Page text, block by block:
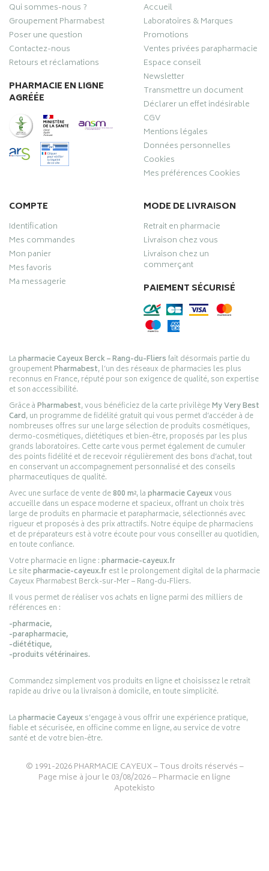
Qui sommes-nous ?
Groupement Pharmabest
Poser une question
Contactez-nous
Retours et réclamations
PHARMACIE EN LIGNE
AGRÉÉE
Accueil
Laboratoires & Marques
Promotions
Ventes privées parapharmacie
Espace conseil
Newsletter
Transmettre un document
Déclarer un effet indésirable
CGV
Mentions légales
Données personnelles
Cookies
Mes préférences Cookies
COMPTE
Identification
Mes commandes
Mon panier
Mes favoris
Ma messagerie
MODE DE LIVRAISON
Retrait en pharmacie
Livraison chez vous
Livraison chez un
commerçant
PAIEMENT SÉCURISÉ
Lapharmacie Cayeux Berck – Rang-du-Fliersfait désormais partie du
groupementPharmabest, l’un des réseaux de pharmacies les plus
reconnus en France, réputé pour son exigence de qualité, son expertise
et son accessibilité.
Grâce àPharmabest, vous bénéficiez de la carte privilègeMy Very Best
Card, un programme de fidélité gratuit qui vous permet d’accéder à de
nombreuses offres sur une large sélection de produits cosmétiques,
dermo-cosmétiques, diététiques et bien-être, proposés par les plus
grands laboratoires. Cette carte vous permet également de cumuler
des points fidélité et de recevoir régulièrement des bons d’achat, tout
en conservant un accompagnement personnalisé et des conseils
pharmaceutiques de qualité.
Avec une surface de vente de800 m², lapharmacie Cayeuxvous
accueille dans un espace moderne et spacieux, offrant un choix très
large de produits en pharmacie et parapharmacie, sélectionnés avec
rigueur et proposés à des prix attractifs. Notre équipe de pharmaciens
et de préparateurs est à votre écoute pour vous conseiller au quotidien,
en toute confiance.
Votre pharmacie en ligne :pharmacie-cayeux.fr
Le sitepharmacie-cayeux.frest le prolongement digital de la pharmacie
Cayeux Pharmabest Berck-sur-Mer – Rang-du-Fliers.
Il vous permet de réaliser vos achats en ligne parmi des milliers de
références en :
-pharmacie,
-parapharmacie,
-diététique,
-produits vétérinaires.
Commandez simplement vos produits en ligne et choisissez le retrait
rapide au drive ou la livraison à domicile, en toute simplicité.
Lapharmacie Cayeuxs’engage à vous offrir une expérience pratique,
fiable et sécurisée, en officine comme en ligne, au service de votre
santé et de votre bien-être.
© 1991-2026PHARMACIE CAYEUX– Tous droits réservés –
Page mise à jour le 03/08/2026 –Pharmacie en ligne
Apotekisto